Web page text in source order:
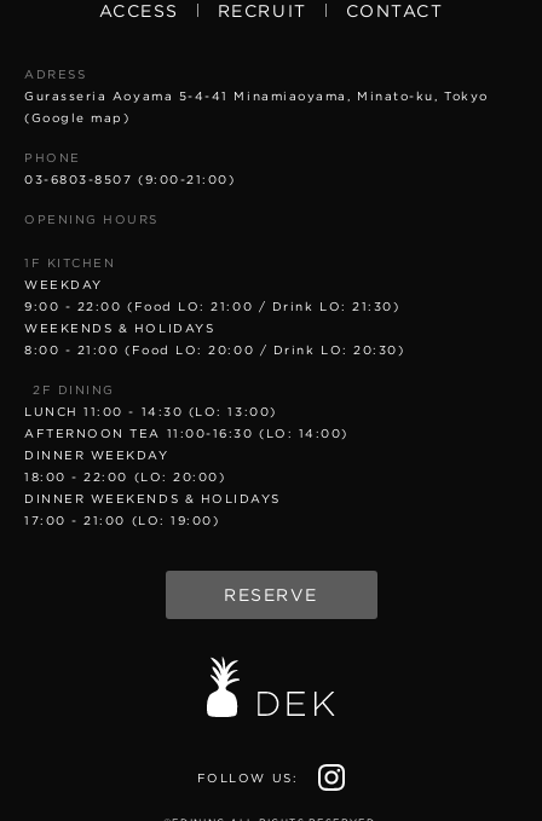
ACCESS RECRUIT CONTACT
ADRESS
Gurasseria Aoyama 5-4-41 Minamiaoyama, Minato-ku, Tokyo
(Google map)
PHONE
03-6803-8507 (9:00-21:00)
OPENING HOURS
1F KITCHEN
WEEKDAY
9:00 - 22:00 (Food LO: 21:00 / Drink LO: 21:30)
WEEKENDS & HOLIDAYS
8:00 - 21:00 (Food LO: 20:00 / Drink LO: 20:30)
2F DINING
LUNCH 11:00 - 14:30 (LO: 13:00)
AFTERNOON TEA 11:00-16:30 (LO: 14:00)
DINNER WEEKDAY
18:00 - 22:00 (LO: 20:00)
DINNER WEEKENDS & HOLIDAYS
17:00 - 21:00 (LO: 19:00)
RESERVE
FOLLOW US: